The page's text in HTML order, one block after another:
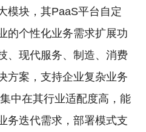
模块，其PaaS平台自定
的个性化业务需求扩展功
、现代服务、制造、消费
方案，支持企业复杂业务
中在其行业适配度高，能
务迭代需求，部署模式支